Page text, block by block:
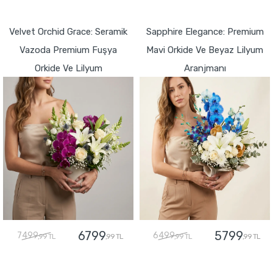
Velvet Orchid Grace: Seramik
Vazoda Premium Fuşya
Orkide Ve Lilyum
7499,99 TL 6799,99 TL
Sapphire Elegance: Premium
Mavi Orkide Ve Beyaz Lilyum
Aranjmanı
6499,99 TL 5799,99 TL